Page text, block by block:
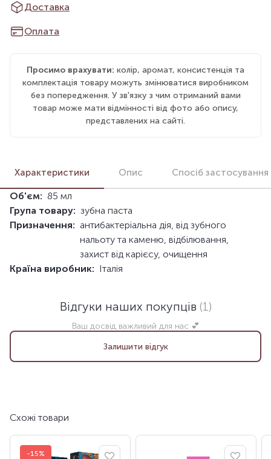
Доставка
Оплата
Просимо врахувати: колір, аромат, консистенція та
комплектація товару можуть змінюватися виробником
без попередження. У зв'язку з чим отриманий вами
товар може мати відмінності від фото або опису,
представлених на сайті.
Характеристики Опис Спосіб застосування
Об'єм: 85 мл
Група товару: зубна паста
Призначення: антибактеріальна дія, від зубного
нальоту та каменю, відбілювання,
захист від карієсу, очищення
Країна виробник: Італія
Відгуки наших покупців (1)
Ваш досвід важливий для нас 💕
Залишити відгук
Схожі товари
-15%